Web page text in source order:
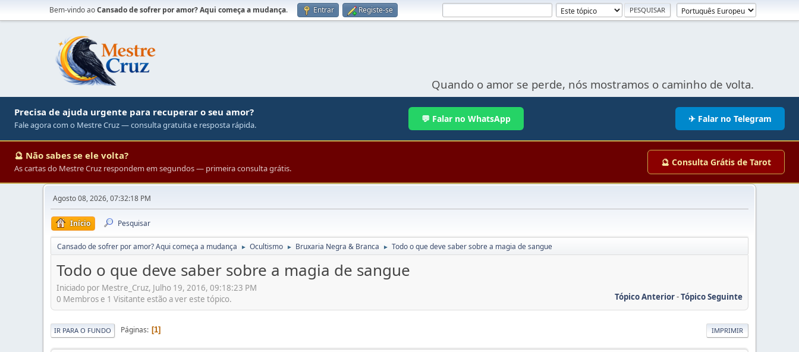
Bem-vindo aoCansado de sofrer por amor? Aqui começa a mudança. Entrar Registe-se
Quando o amor se perde, nós mostramos o caminho de volta.
Precisa de ajuda urgente para recuperar o seu amor?
Fale agora com o Mestre Cruz — consulta gratuita e resposta rápida.
💬 Falar no WhatsApp ✈ Falar no Telegram
🔮 Não sabes se ele volta?
As cartas do Mestre Cruz respondem em segundos — primeira consulta grátis.
🔮 Consulta Grátis de Tarot
Agosto 08, 2026, 07:32:18 PM
Início Pesquisar
Cansado de sofrer por amor? Aqui começa a mudança ► Ocultismo ► Bruxaria Negra & Branca ► Todo o que deve saber sobre a magia de sangue
Todo o que deve saber sobre a magia de sangue
Iniciado por Mestre_Cruz, Julho 19, 2016, 09:18:23 PM
Tópico Anterior-Tópico Seguinte
0 Membros e 1 Visitante estão a ver este tópico.
IMPRIMIR
IR PARA O FUNDO Páginas 1